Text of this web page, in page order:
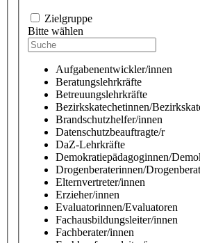
Zielgruppe
Bitte wählen
Aufgabenentwickler/innen
Beratungslehrkräfte
Betreuungslehrkräfte
Bezirkskatechetinnen/
Brandschutzhelfer/innen
Datenschutzbeauftragte/r
DaZ-Lehrkräfte
Demokratiepädagoginnen/
Drogenberaterinnen/
Elternvertreter/innen
Erzieher/innen
Evaluatorinnen/Evaluatoren
Fachausbildungsleiter/innen
Fachberater/innen